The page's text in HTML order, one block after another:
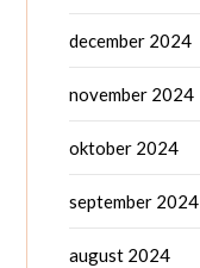
december 2024
november 2024
oktober 2024
september 2024
august 2024